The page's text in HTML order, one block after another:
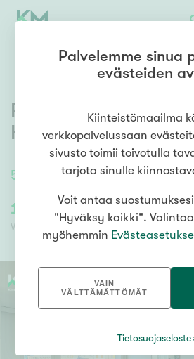
59,5 /59,5m² 2h, k, kph,
Pakkamestarinkatu
Helsinki
189 000,00 €
Velaton hinta
Palvelemme sinua
evästeiden
Kiinteistömaailma
verkkopalvelussaan
sivusto toimii toivotulla
tarjota sinulle
Voit antaa
"Hyväksy kaikki".
myöhemmin
VAIN
VÄLTTÄMÄTTÖMÄT
Tietosuojaseloste